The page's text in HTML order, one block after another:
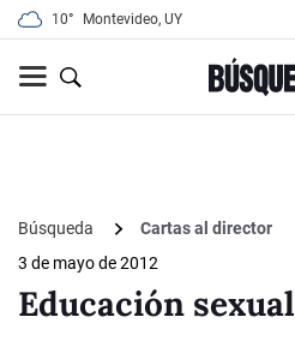
10° Montevideo, UY
Búsqueda
Cartas al director
3 de mayo de 2012
Educación sexual